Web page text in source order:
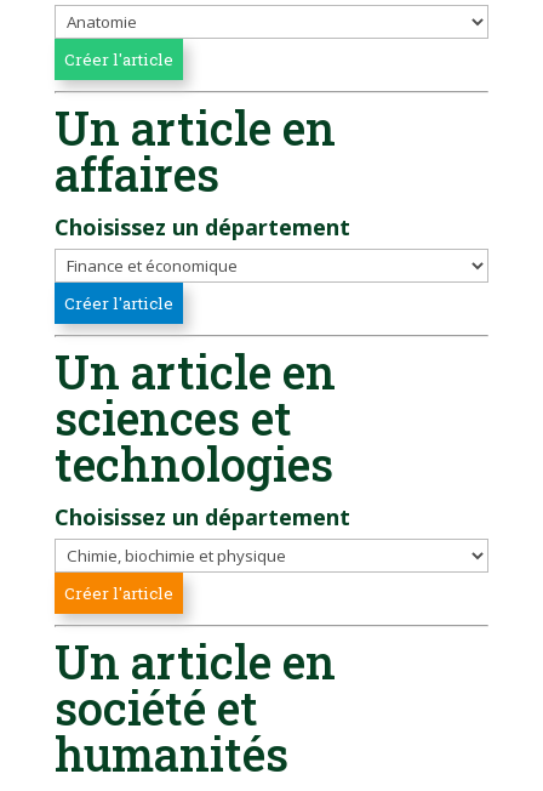
Un article en
affaires
Choisissez un département
Un article en
sciences et
technologies
Choisissez un département
Un article en
société et
humanités